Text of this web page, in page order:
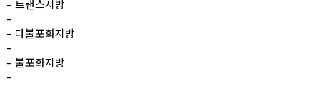
- 트랜스지방
-
- 다불포화지방
-
- 불포화지방
-